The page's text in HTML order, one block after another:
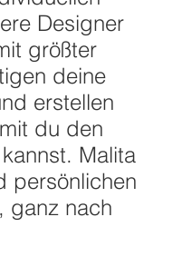
Designer
größter
deine
erstellen
du den
Malita
persönlichen
ganz nach